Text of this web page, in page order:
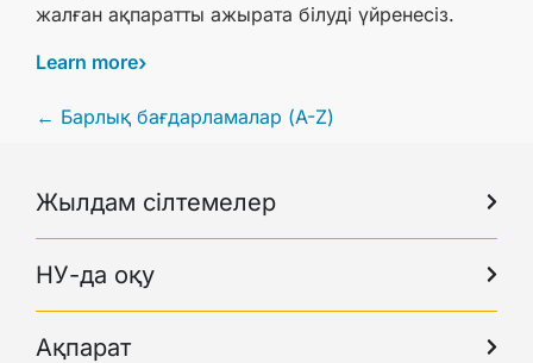
жалған ақпаратты ажырата білуді үйренесіз.
Learn more
← Барлық бағдарламалар (A-Z)
Жылдам сілтемелер
НУ-да оқу
Ақпарат